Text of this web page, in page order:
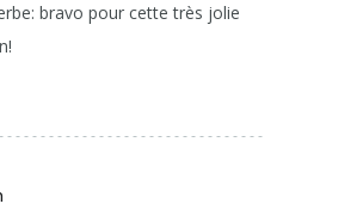
bravo pour cette très jolie